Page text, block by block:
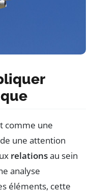
comme une
une attention
relationsau sein
analyse
éléments, cette